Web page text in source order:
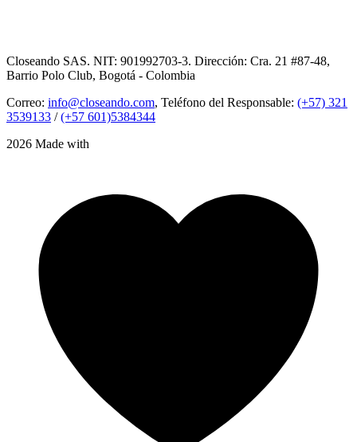
Closeando SAS. NIT: 901992703-3. Dirección: Cra. 21 #87-48,
Barrio Polo Club, Bogotá - Colombia
Correo: info@closeando.com, Teléfono del Responsable: (+57) 321
3539133 /(+57 601)5384344
2026 Made with